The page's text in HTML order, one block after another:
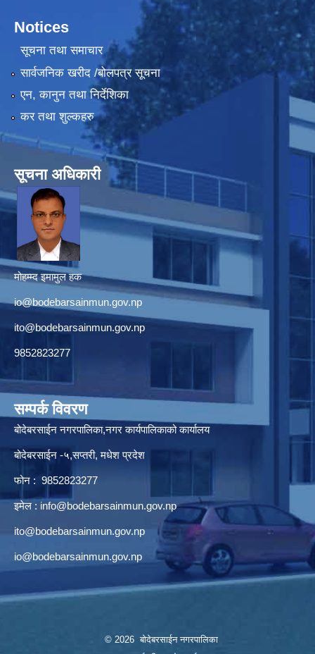
Notices
सूचना तथा समाचार
सार्वजनिक खरीद /बोलपत्र सूचना
एन, कानुन तथा निर्देशिका
कर तथा शुल्कहरु
सूचना अधिकारी
मोहम्म्द इमामुल हक
io@bodebarsainmun.gov.np
ito@bodebarsainmun.gov.np
9852823277
सम्पर्क विवरण
बोदेबरसाईन नगरपालिका,नगर कार्यपालिकाको कार्यालय
बोदेबरसाईन -५,सप्तरी, मधेश प्रदेश
फोन : 9852823277
इमेल : info@bodebarsainmun.gov.np
ito@bodebarsainmun.gov.np
io@bodebarsainmun.gov.np
© 2026 बोदेबरसाईन नगरपालिका